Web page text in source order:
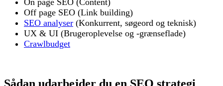
On page SEO (Content)
Off page SEO (Link building)
SEO analyser (Konkurrent, søgeord og teknisk)
UX & UI (Brugeroplevelse og -grænseflade)
Crawlbudget